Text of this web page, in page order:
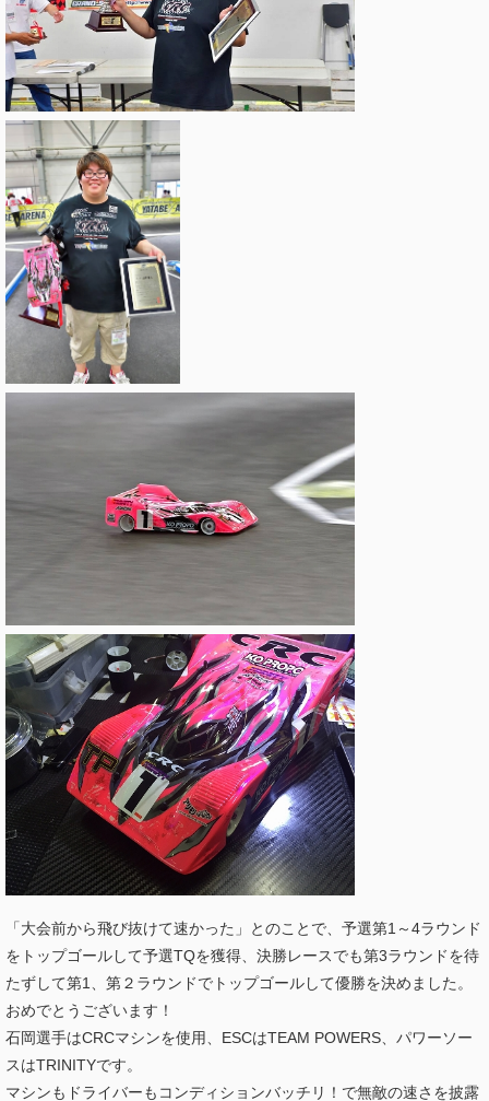
「大会前から飛び抜けて速かった」とのことで、予選第1～4ラウンド
をトップゴールして予選TQを獲得、決勝レースでも第3ラウンドを待
たずして第1、第２ラウンドでトップゴールして優勝を決めました。
おめでとうございます！
石岡選手はCRCマシンを使用、ESCはTEAM POWERS、パワーソー
スはTRINITYです。
マシンもドライバーもコンディションバッチリ！で無敵の速さを披露